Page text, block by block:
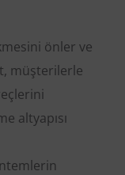
önler ve
müşterilerle
altyapısı